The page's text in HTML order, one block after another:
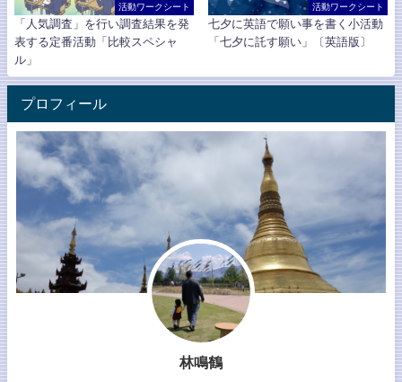
活動ワークシート
「人気調査」を行い調査結果を発
表する定番活動「比較スペシャ
ル」
活動ワークシート
七夕に英語で願い事を書く小活動
「七夕に託す願い」〔英語版〕
プロフィール
林鳴鶴